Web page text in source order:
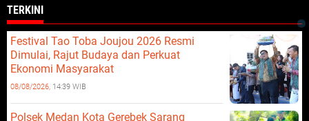
TERKINI
Festival Tao Toba Joujou 2026 Resmi
Dimulai, Rajut Budaya dan Perkuat
Ekonomi Masyarakat
08/08/2026, 14:39 WIB
Polsek Medan Kota Gerebek Sarang